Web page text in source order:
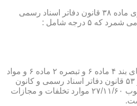
۱-مسئولیت انتظامی و اداری ماده ۳۸ قانون دفاتر اسناد رسمی
۵ درجه شامل :
و طبق ماده ۲۹ آئین نامه های بند ۴ ماده ۶ و تبصره ۲ ماده ۶ و مواد
۱۴- ۱۷-۱۹-۲۰-۲۴-۲۸-۳۷ و ۵۳ قانون دفاتر اسناد رسمی و کانون
سردفتران و دفتریاران مصوب ۲۷/۱۱/۶۰ موارد تخلفات و مجازات